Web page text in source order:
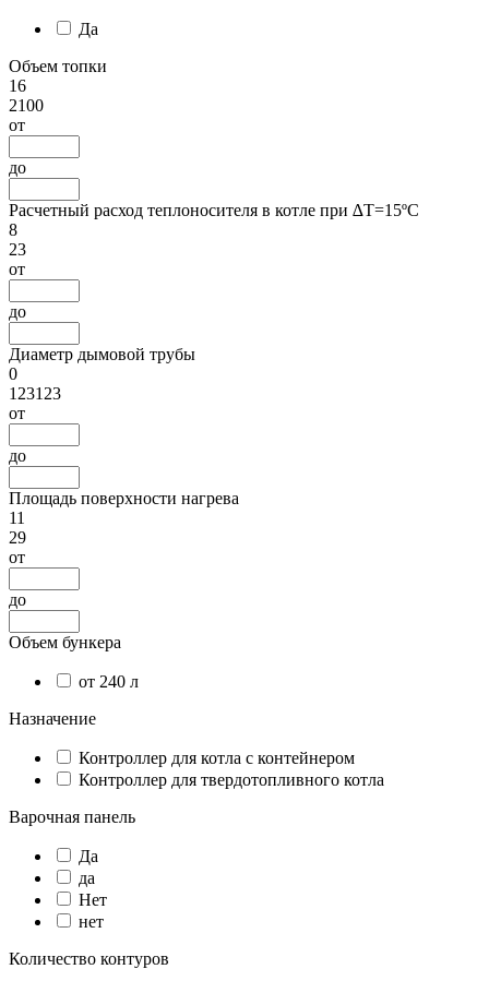
Да
Объем топки
16
2100
от
до
Расчетный расход теплоносителя в котле при ∆Т=15ºС
8
23
от
до
Диаметр дымовой трубы
0
123123
от
до
Площадь поверхности нагрева
11
29
от
до
Объем бункера
от 240 л
Назначение
Контроллер для котла с контейнером
Контроллер для твердотопливного котла
Варочная панель
Да
да
Нет
нет
Количество контуров